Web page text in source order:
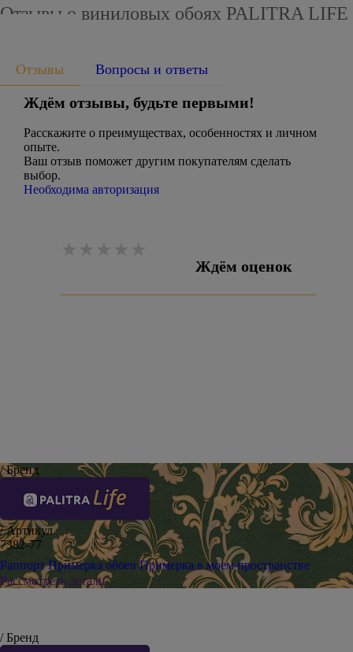
Отзывы о виниловых обоях PALITRA LIFE
Отзывы Вопросы и ответы
Ждём отзывы, будьте первыми!
Расскажите о преимуществах, особенностях и личном
опыте.
Ваш отзыв поможет другим покупателям сделать
выбор.
Необходима авторизация
Ждём оценок
/ Бренд
/ Артикул
7382-77
Раппорт Примерка обоев Примерка в моем пространстве
Рассмотреть детали
/ Бренд